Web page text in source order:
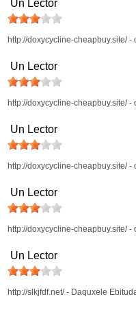
Un Lector
http://doxycycline-cheapbuy.site/
Un Lector
http://doxycycline-cheapbuy.site/
Un Lector
http://doxycycline-cheapbuy.site/
Un Lector
http://doxycycline-cheapbuy.site/
Un Lector
http://slkjfdf.net/ - Daquxele